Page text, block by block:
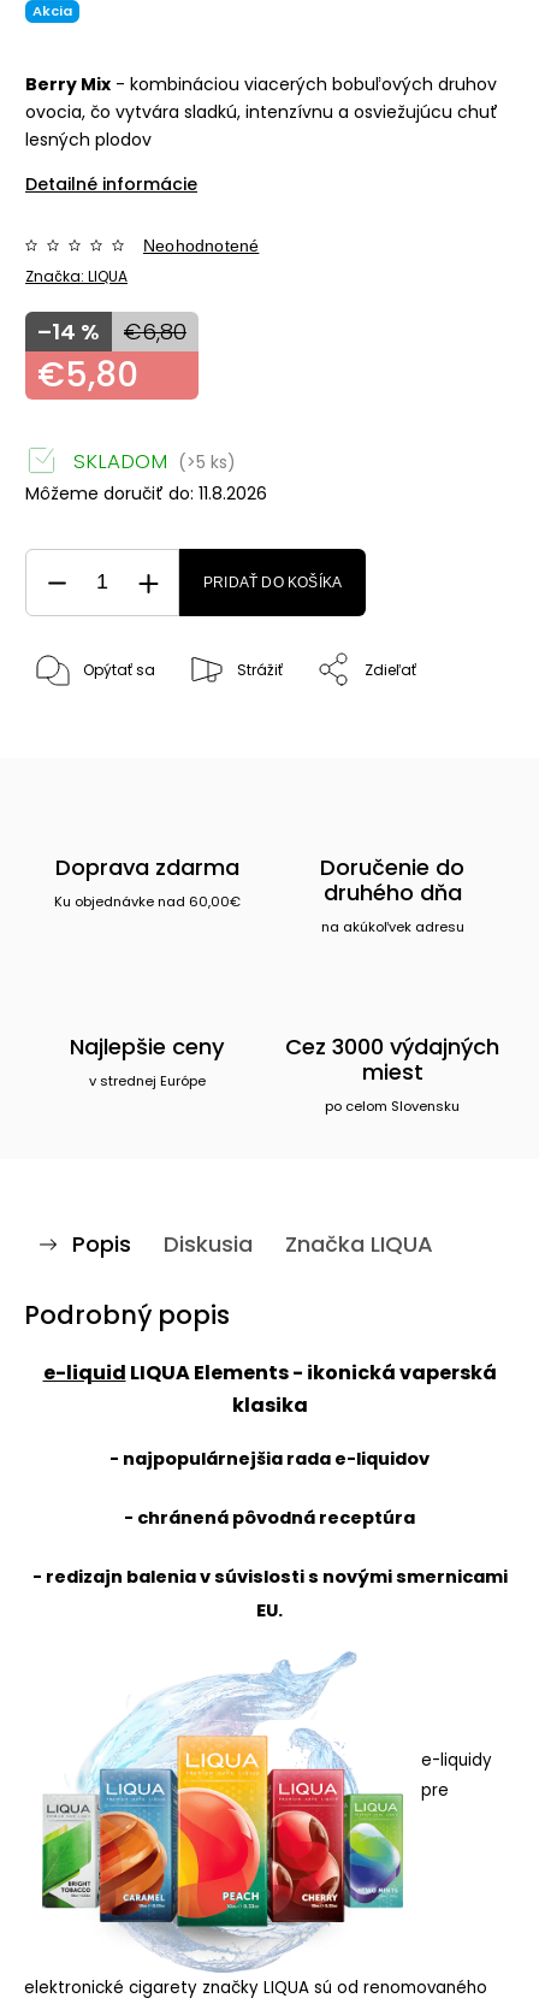
Akcia
Berry Mix - kombináciou viacerých bobuľových druhov
ovocia, čo vytvára sladkú, intenzívnu a osviežujúcu chuť
lesných plodov
Detailné informácie
Značka: LIQUA
Neohodnotené
€6,80
–14 %
€5,80
SKLADOM (>5 ks)
Môžeme doručiť do: 11.8.2026
PRIDAŤ DO KOŠÍKA
Opýtať sa Strážiť Zdieľať
Doprava zdarma
Ku objednávke nad 60,00€
Doručenie do
druhého dňa
na akúkoľvek adresu
Najlepšie ceny
v strednej Európe
Cez 3000 výdajných
miest
po celom Slovensku
Popis Diskusia Značka LIQUA
Podrobný popis
e-liquid LIQUA Elements- ikonická vaperská
klasika
- najpopulárnejšia rada e-liquidov
- chránená pôvodná receptúra
- redizajn balenia v súvislosti s novými smernicami
EU.
e-liquidy
pre
elektronické cigarety značky LIQUA sú od renomovaného